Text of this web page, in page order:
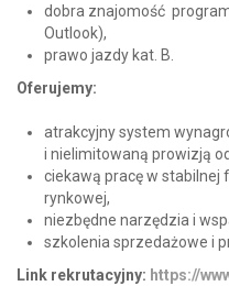
dobra znajomość
Outlook),
prawo jazdy kat. B.
Oferujemy:
atrakcyjny system
i nielimitowaną prowizją
ciekawą pracę w stabilnej
rynkowej,
niezbędne narzędzia i
szkolenia sprzedażowe i
Link rekrutacyjny: https://